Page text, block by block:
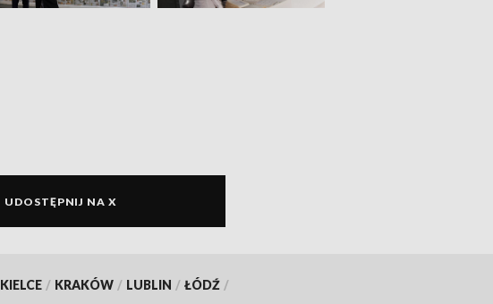
UDOSTĘPNIJ NA X
KIELCE / KRAKÓW / LUBLIN / ŁÓDŹ /